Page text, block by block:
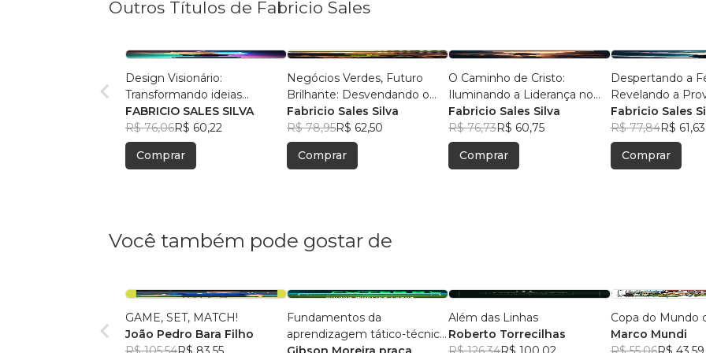
Outros Títulos de Fabricio Sales
Design Visionário:
Transformando ideias
comuns em negócios
extraordinários
FABRICIO SALES SILVA
R$ 76,06R$ 60,22
Comprar
Negócios Verdes, Futuro
Brilhante: Desvendando o
Potencial Sustentável
Fabricio Sales Silva
R$ 78,95R$ 62,50
Comprar
O Caminho de Cristo:
Iluminando a Liderança no
Mundo Moderno
Fabricio Sales Silva
R$ 76,73R$ 60,75
Comprar
Despertando a
Revelando a
Existência de
Fabricio Sales
R$ 77,84R$ 61,63
Comprar
Você também pode gostar de
GAME, SET, MATCH!
João Pedro Bara Filho
Fundamentos da
aprendizagem tático-técnica
Além das Linhas
Roberto Torrecilhas
Copa do Mundo
Marco Mundi